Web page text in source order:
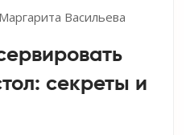
Маргарита Васильева
секреты и